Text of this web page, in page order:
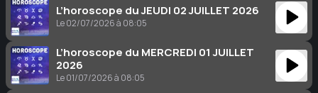
L’horoscope du JEUDI 02 JUILLET 2026
Le 02/07/2026 à 08:05
L’horoscope du MERCREDI 01 JUILLET
2026
Le 01/07/2026 à 08:05